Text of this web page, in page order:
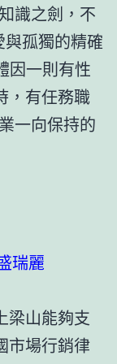
識之劍，不
孤獨的精確
因一則有性
，有任務職
一向保持的
瑞麗
山能夠支
市場行銷律